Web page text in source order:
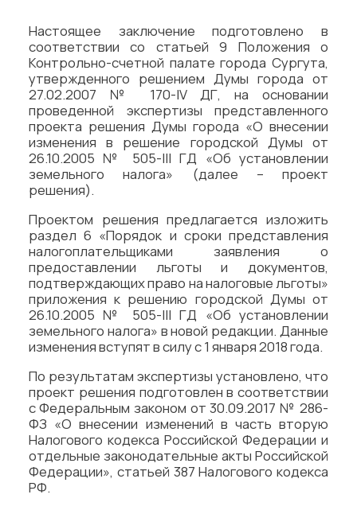
Настоящее заключение подготовлено в
соответствии со статьей 9 Положения о
Контрольно-счетной палате города Сургута,
утвержденного решением Думы города от
27.02.2007 № 170-IV ДГ, на основании
проведенной экспертизы представленного
проекта решения Думы города «О внесении
изменения в решение городской Думы от
26.10.2005 № 505-III ГД «Об установлении
земельного налога» (далее – проект
решения).
Проектом решения предлагается изложить
раздел 6 «Порядок и сроки представления
налогоплательщиками заявления о
предоставлении льготы и документов,
подтверждающих право на налоговые льготы»
приложения к решению городской Думы от
26.10.2005 № 505-III ГД «Об установлении
земельного налога» в новой редакции. Данные
изменения вступят в силу с 1 января 2018 года.
По результатам экспертизы установлено, что
проект решения подготовлен в соответствии
с Федеральным законом от 30.09.2017 № 286-
ФЗ «О внесении изменений в часть вторую
Налогового кодекса Российской Федерации и
отдельные законодательные акты Российской
Федерации», статьей 387 Налогового кодекса
РФ.